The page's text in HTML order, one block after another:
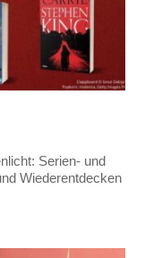
Serien- und
Wiederentdecken